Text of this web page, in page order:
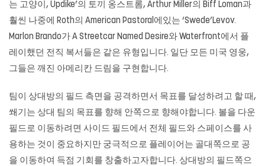
는 고양이, Updike’의 토끼 옹스트롬, Arthur Miller의 Biff Loman과
훨씬 나중에 Roth의 American Pastoral에있는 ‘Swede’Levov.
Marlon Brando가 A Streetcar Named Desire와 Waterfront에서 플
레이했던 전직 복서들은 같은 유형입니다. 일단 모든 미국 영웅,
그들은 깨진 아메리칸 드림을 구현합니다.
팀이 상대방의 필드 측면을 공격하면서 목표를 달성하려고 할 때,
쐐기는 상대 팀의 목표를 향해 안쪽으로 향해야합니다. 볼을 다운
필드로 이동하려면 사이드 필드에서 전체 필드와 스페이스를 사
용하는 것이 중요하지만 궁극적으로 플레이어는 골대쪽으로 공
을 이동하여 득점 기회를 창출하고자합니다. 상대방의 필드쪽으